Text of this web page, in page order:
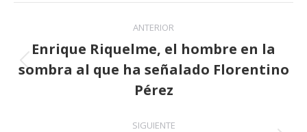
Navegación
entre
publicaciones
ANTERIOR
Publicación
anterior:
Enrique Riquelme, el hombre en la
sombra al que ha señalado Florentino
Pérez
SIGUIENTE